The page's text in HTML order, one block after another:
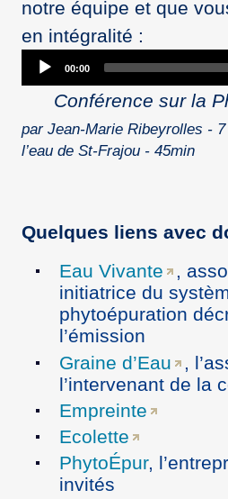
notre équipe et que
en intégralité :
00:00
Conférence sur la
par Jean-Marie Ribeyrolles -
l’eau de St-Frajou - 45min
Quelques liens avec
Eau Vivante
,
initiatrice du
phytoépuration
l’émission
Graine d’Eau
,
l’intervenant de la
Empreinte
Ecolette
PhytoÉpur,
invités